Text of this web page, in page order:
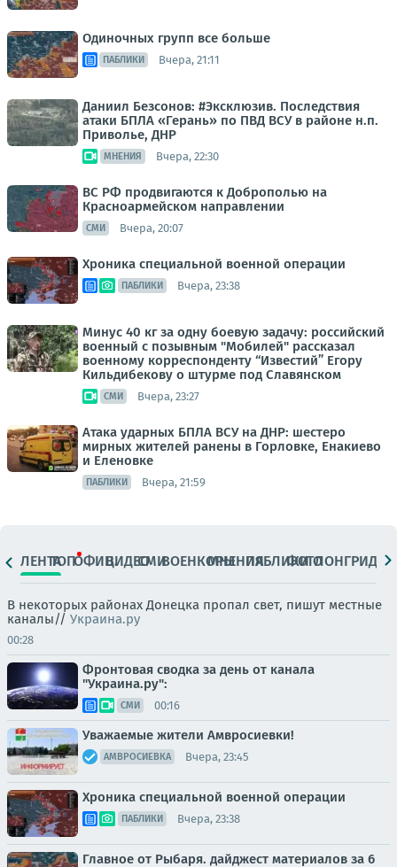
Одиночных групп все больше
ПАБЛИКИ Вчера, 21:11
Даниил Безсонов: #Эксклюзив. Последствия
атаки БПЛА «Герань» по ПВД ВСУ в районе н.п.
Приволье, ДНР
МНЕНИЯ Вчера, 22:30
ВС РФ продвигаются к Доброполью на
Красноармейском направлении
СМИ Вчера, 20:07
Хроника специальной военной операции
ПАБЛИКИ Вчера, 23:38
Минус 40 кг за одну боевую задачу: российский
военный с позывным "Мобилей" рассказал
военному корреспонденту “Известий” Егору
Кильдибекову о штурме под Славянском
СМИ Вчера, 23:27
Атака ударных БПЛА ВСУ на ДНР: шестеро
мирных жителей ранены в Горловке, Енакиево
и Еленовке
ПАБЛИКИ Вчера, 21:59
ЛЕНТАТОПОФИЦ.ВИДЕОСМИВОЕНКОРЫМНЕНИЯПАБЛИКИ
ФОТОЛОНГРИДЫ
В некоторых районах Донецка пропал свет, пишут местные
каналы// Украина.ру
00:28
Фронтовая сводка за день от канала
"Украина.ру":
СМИ 00:16
Уважаемые жители Амвросиевки!
АМВРОСИЕВКА Вчера, 23:45
Хроника специальной военной операции
ПАБЛИКИ Вчера, 23:38
Главное от Рыбаря. дайджест материалов за 6